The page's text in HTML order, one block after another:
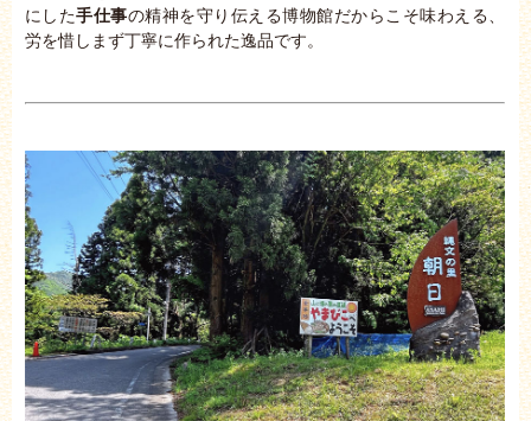
にした手仕事の精神を守り伝える博物館だからこそ味わえる、
労を惜しまず丁寧に作られた逸品です。